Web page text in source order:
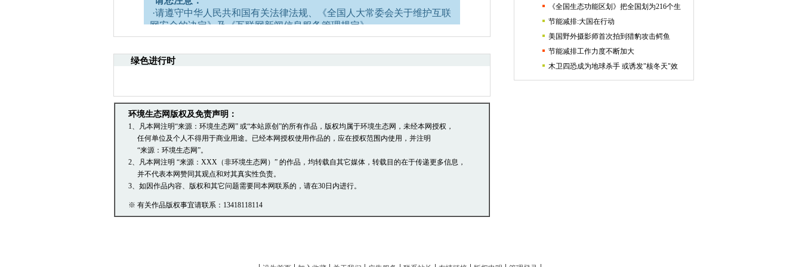
·请遵守中华人民共和国有关法律法规、《全国人大常委会关于维护互联
网安全的决定》及《互联网新闻信息服务管理规定》。
·请注意语言文明，尊重网络道德，并承担一切因您的行为而直接或间接
·中国环境生态网文章跟帖管理员有权保留或删除其管辖留言中的任意内
引用。
·发表本评论即表明您已经阅读并接受上述条款，如您对管理有意见请向
文章跟帖管理员反映。
绿色进行时
环境生态网版权及免责声明：
1、凡本网注明“来源：环境生态网” 或“本站原创”的所有作品，版权均属于环境生态网，未经本网授权，
任何单位及个人不得用于商业用途。已经本网授权使用作品的，应在授权范围内使用，并注明
“来源：环境生态网”。
2、凡本网注明 “来源：XXX（非环境生态网）” 的作品，均转载自其它媒体，转载目的在于传递更多信息，
并不代表本网赞同其观点和对其真实性负责。
3、如因作品内容、版权和其它问题需要同本网联系的，请在30日内进行。
※ 有关作品版权事宜请联系：13418118114
《全国生态功能区划》把全国划为216个生
节能减排:大国在行动
美国野外摄影师首次拍到猎豹攻击鳄鱼
节能减排工作力度不断加大
木卫四恐成为地球杀手 或诱发"核冬天"效